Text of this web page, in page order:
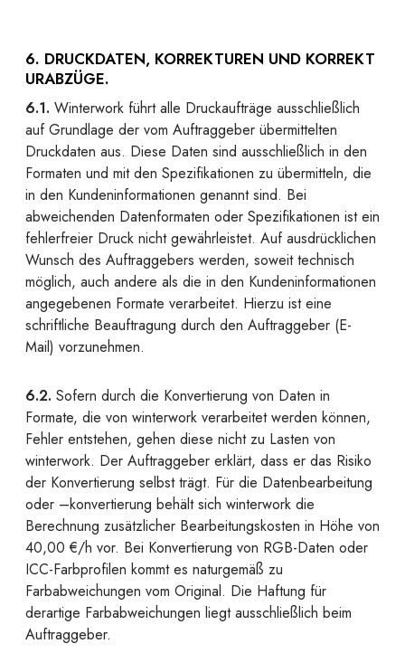
6. DRUCKDATEN, KORREKTUREN UND KORREKT
URABZÜGE.
6.1. Winterwork führt alle Druckaufträge ausschließlich
auf Grundlage der vom Auftraggeber übermittelten
Druckdaten aus. Diese Daten sind ausschließlich in den
Formaten und mit den Spezifikationen zu übermitteln, die
in den Kundeninformationen genannt sind. Bei
abweichenden Datenformaten oder Spezifikationen ist ein
fehlerfreier Druck nicht gewährleistet. Auf ausdrücklichen
Wunsch des Auftraggebers werden, soweit technisch
möglich, auch andere als die in den Kundeninformationen
angegebenen Formate verarbeitet. Hierzu ist eine
schriftliche Beauftragung durch den Auftraggeber (E-
Mail) vorzunehmen.
6.2. Sofern durch die Konvertierung von Daten in
Formate, die von winterwork verarbeitet werden können,
Fehler entstehen, gehen diese nicht zu Lasten von
winterwork. Der Auftraggeber erklärt, dass er das Risiko
der Konvertierung selbst trägt. Für die Datenbearbeitung
oder –konvertierung behält sich winterwork die
Berechnung zusätzlicher Bearbeitungskosten in Höhe von
40,00 €/h vor. Bei Konvertierung von RGB-Daten oder
ICC-Farbprofilen kommt es naturgemäß zu
Farbabweichungen vom Original. Die Haftung für
derartige Farbabweichungen liegt ausschließlich beim
Auftraggeber.